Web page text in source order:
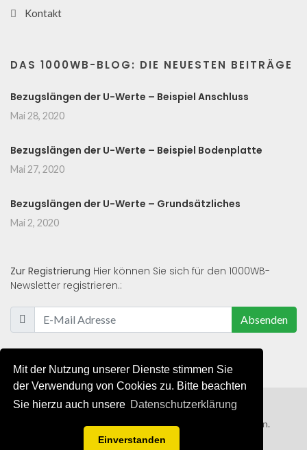
Mit der Nutzung unserer Dienste stimmen Sie
der Verwendung von Cookies zu. Bitte beachten
Sie hierzu auch unsere Datenschutzerklärung
Einverstanden
Kontakt
DAS 1000WB-BLOG: DIE NEUESTEN BEITRÄGE
Bezugslängen der U-Werte – Beispiel Anschluss
Mai 28, 2020
Bezugslängen der U-Werte – Beispiel Bodenplatte
Mai 27, 2020
Bezugslängen der U-Werte – Grundsätzliches
Mai 2, 2020
Zur Registrierung Hier können Sie sich für den 1000WB-
Newsletter registrieren.:
Absenden
© 2019 - 2021 - Alle Rechte von 1000WB vorbehalten.
AGB/Datenschutzerklärung